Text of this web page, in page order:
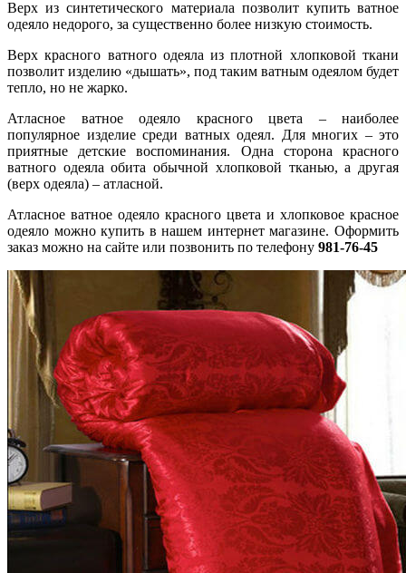
Верх из синтетического материала позволит купить ватное
одеяло недорого, за существенно более низкую стоимость.
Верх красного ватного одеяла из плотной хлопковой ткани
позволит изделию «дышать», под таким ватным одеялом будет
тепло, но не жарко.
Атласное ватное одеяло красного цвета – наиболее
популярное изделие среди ватных одеял. Для многих – это
приятные детские воспоминания. Одна сторона красного
ватного одеяла обита обычной хлопковой тканью, а другая
(верх одеяла) – атласной.
Атласное ватное одеяло красного цвета и хлопковое красное
одеяло можно купить в нашем интернет магазине. Оформить
заказ можно на сайте или позвонить по телефону 981-76-45